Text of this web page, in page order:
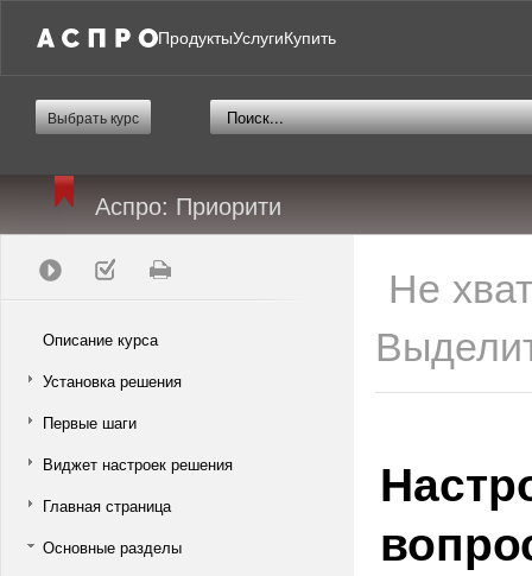
ПродуктыУслугиКупить
Выбрать курс
Аспро: Приорити
Описание курса
Установка решения
Первые шаги
Виджет настроек решения
Главная страница
Основные разделы
Не